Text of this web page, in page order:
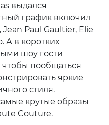
выдался
график включил
Paul Gaultier, Elie
А в коротких
шоу гости
чтобы пообщаться
яркие
стиля.
крутые образы
Couture.